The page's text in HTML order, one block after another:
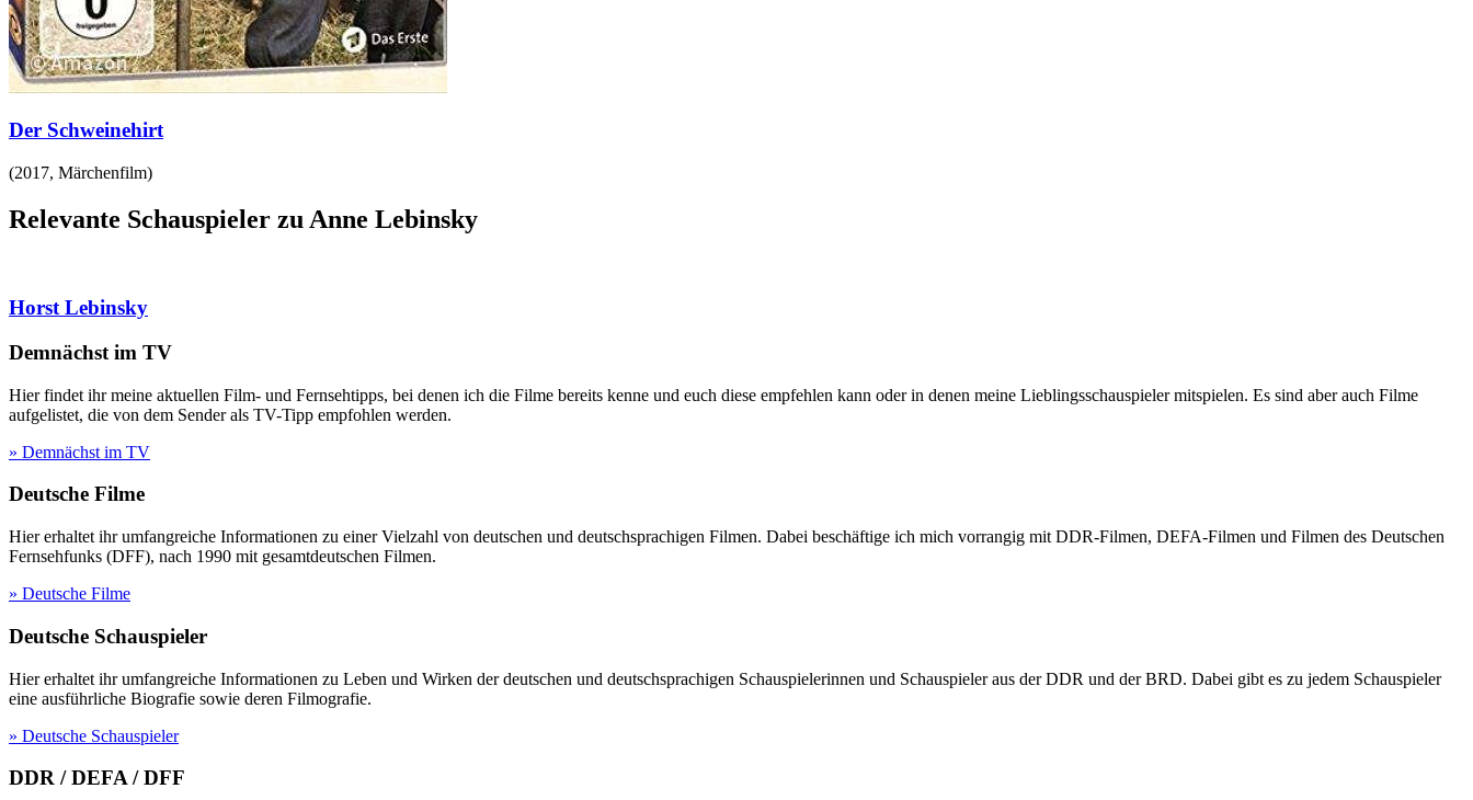
Der Schweinehirt
(2017, Märchenfilm)
Relevante Schauspieler zu Anne Lebinsky
Horst Lebinsky
Demnächst im TV
Hier findet ihr meine aktuellen Film- und Fernsehtipps, bei denen ich die Filme bereits kenne und euch diese empfehlen kann oder in denen meine Lieblingsschauspieler mitspielen. Es sind aber auch Filme
aufgelistet, die von dem Sender als TV-Tipp empfohlen werden.
» Demnächst im TV
Deutsche Filme
Hier erhaltet ihr umfangreiche Informationen zu einer Vielzahl von deutschen und deutschsprachigen Filmen. Dabei beschäftige ich mich vorrangig mit DDR-Filmen, DEFA-Filmen und Filmen des Deutschen
Fernsehfunks (DFF), nach 1990 mit gesamtdeutschen Filmen.
» Deutsche Filme
Deutsche Schauspieler
Hier erhaltet ihr umfangreiche Informationen zu Leben und Wirken der deutschen und deutschsprachigen Schauspielerinnen und Schauspieler aus der DDR und der BRD. Dabei gibt es zu jedem Schauspieler
eine ausführliche Biografie sowie deren Filmografie.
» Deutsche Schauspieler
DDR / DEFA / DFF